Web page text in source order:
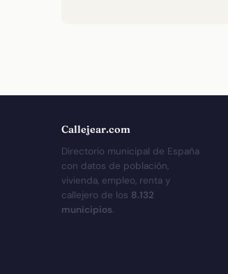
Callejear.com
Directorio municipal de España
con datos de población,
vivienda, empleo, renta y
callejero de los 8.132
municipios.